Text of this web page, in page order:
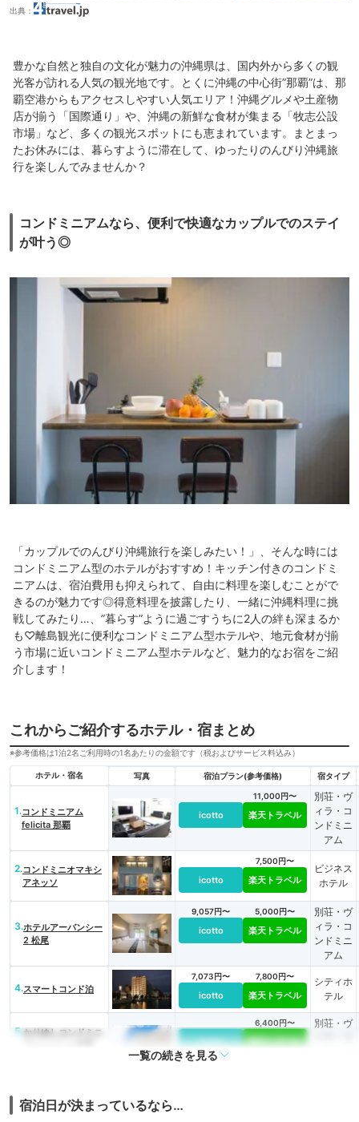
出典：
豊かな自然と独自の文化が魅力の沖縄県は、国内外から多くの観
光客が訪れる人気の観光地です。とくに沖縄の中心街”那覇”は、那
覇空港からもアクセスしやすい人気エリア！沖縄グルメや土産物
店が揃う「国際通り」や、沖縄の新鮮な食材が集まる「牧志公設
市場」など、多くの観光スポットにも恵まれています。まとまっ
たお休みには、暮らすように滞在して、ゆったりのんびり沖縄旅
行を楽しんでみませんか？
コンドミニアムなら、便利で快適なカップルでのステイ
が叶う◎
「カップルでのんびり沖縄旅行を楽しみたい！」、そんな時には
コンドミニアム型のホテルがおすすめ！キッチン付きのコンドミ
ニアムは、宿泊費用も抑えられて、自由に料理を楽しむことがで
きるのが魅力です◎得意料理を披露したり、一緒に沖縄料理に挑
戦してみたり…、”暮らす”ように過ごすうちに2人の絆も深まるか
も♡離島観光に便利なコンドミニアム型ホテルや、地元食材が揃
う市場に近いコンドミニアム型ホテルなど、魅力的なお宿をご紹
介します！
これからご紹介するホテル・宿まとめ
※参考価格は1泊2名ご利用時の1名あたりの金額です（税およびサービス料込み）
ホテル・宿名 写真 宿泊プラン(参考価格) 宿タイプ
1.コンドミニアム
felicita 那覇
icotto
11,000円〜
楽天トラベル
別荘・ヴ
ィラ・コ
ンドミニ
アム
2.コンドミニオマキシ
アネッソ
icotto
7,500円〜
楽天トラベル
ビジネス
ホテル
3.ホテルアーバンシー
2 松尾
9,057円〜
icotto
5,000円〜
楽天トラベル
別荘・ヴ
ィラ・コ
ンドミニ
アム
4.スマートコンド泊
7,073円〜
icotto
7,800円〜
楽天トラベル
シティホ
テル
5.かりゆしコンドミニ
icotto
6,400円〜
楽天トラベル
別荘・ヴ
ート那覇 リビング
イン旭橋駅前プレミ
一覧の続きを見る
宿泊日が決まっているなら…